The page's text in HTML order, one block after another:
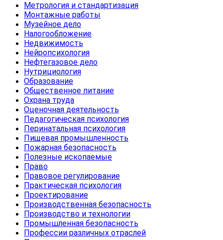
Метрология и стандартизация
Монтажные работы
Музейное дело
Налогообложение
Недвижимость
Нейропсихология
Нефтегазовое дело
Нутрициология
Образование
Общественное питание
Охрана труда
Оценочная деятельность
Педагогическая психология
Перинатальная психология
Пищевая промышленность
Пожарная безопасность
Полезные ископаемые
Право
Правовое регулирование
Практическая психология
Проектирование
Производственная безопасность
Производство и технологии
Промышленная безопасность
Профессии различных отраслей